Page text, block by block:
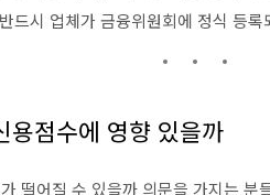
드시 업체가 금융위원회에 정식 등
용점수에 영향 있을까
떨어질 수 있을까 의문을 가지는 분